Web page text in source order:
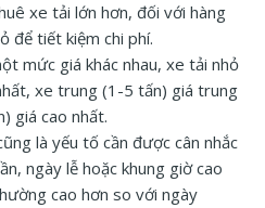
xe tải lớn hơn, đối với hàng
để tiết kiệm chi phí.
mức giá khác nhau, xe tải nhỏ
xe trung (1-5 tấn) giá trung
giá cao nhất.
là yếu tố cần được cân nhắc
ngày lễ hoặc khung giờ cao
cao hơn so với ngày